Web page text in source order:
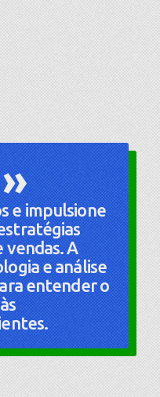
e impulsione
vendas. A
e análise
entender o